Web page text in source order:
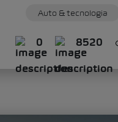
Auto & tecnologia
0 8520